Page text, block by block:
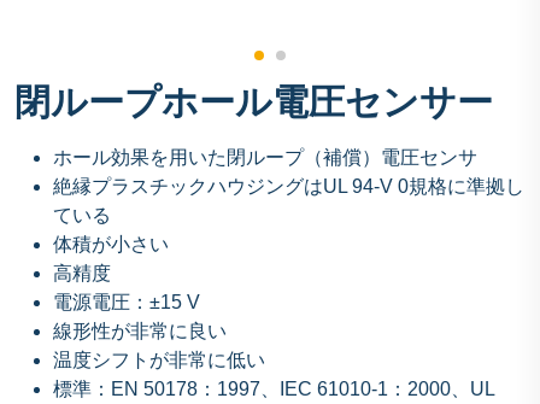
閉ループホール電圧センサー
ホール効果を用いた閉ループ（補償）電圧センサ
絶縁プラスチックハウジングはUL 94-V 0規格に準拠し
ている
体積が小さい
高精度
電源電圧：±15 V
線形性が非常に良い
温度シフトが非常に低い
標準：EN 50178：1997、IEC 61010-1：2000、UL